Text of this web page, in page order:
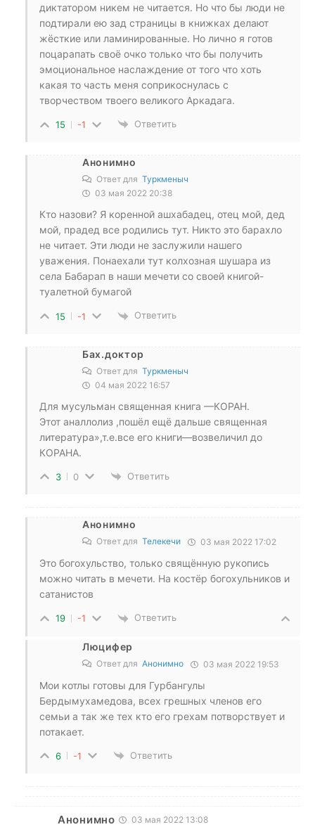
диктатором никем не читается. Но что бы люди не
подтирали ею зад страницы в книжках делают
жёсткие или ламинированные. Но лично я готов
поцарапать своё очко только что бы получить
эмоциональное наслаждение от того что хоть
какая то часть меня соприкоснулась с
творчеством твоего великого Аркадага.
15 -1 Ответить
Анонимно
Ответ для Туркменыч
03 мая 2022 20:38
Кто назови? Я коренной ашхабадец, отец мой, дед
мой, прадед все родились тут. Никто это барахло
не читает. Эти люди не заслужили нашего
уважения. Понаехали тут колхозная шушара из
села Бабарап в наши мечети со своей книгой-
туалетной бумагой
15 -1 Ответить
Бах.доктор
Ответ для Туркменыч
04 мая 2022 16:57
Для мусульман священная книга —КОРАН.
Этот аналлолиз ,пошёл ещё дальше священная
литература»,т.е.все его книги—возвеличил до
КОРАНА.
3 0 Ответить
Анонимно
Ответ для Телекечи 03 мая 2022 17:02
Это богохульство, только свящённую рукопись
можно читать в мечети. На костёр богохульников и
сатанистов
19 -1 Ответить
Люцифер
Ответ для Анонимно 03 мая 2022 19:53
Мои котлы готовы для Гурбангулы
Бердымухамедова, всех грешных членов его
семьи а так же тех кто его грехам потворствует и
потакает.
6 -1 Ответить
Анонимно 03 мая 2022 13:08